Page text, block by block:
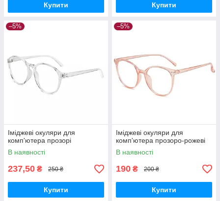
Купити Купити
–5%
Іміджеві окуляри для
комп'ютера прозорі
В наявності
237,50 ₴ 250 ₴
Купити
–5%
Іміджеві окуляри для
комп'ютера прозоро-рожеві
В наявності
190 ₴ 200 ₴
Купити